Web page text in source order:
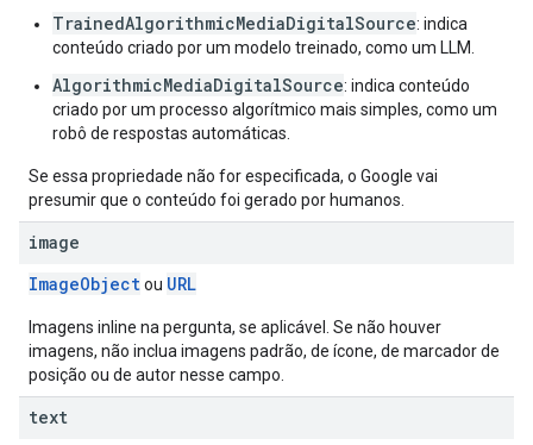
TrainedAlgorithmicMediaDigitalSource: indica
conteúdo criado por um modelo treinado, como um LLM.
AlgorithmicMediaDigitalSource: indica conteúdo
criado por um processo algorítmico mais simples, como um
robô de respostas automáticas.
Se essa propriedade não for especificada, o Google vai
presumir que o conteúdo foi gerado por humanos.
image
ImageObject ou URL
Imagens inline na pergunta, se aplicável. Se não houver
imagens, não inclua imagens padrão, de ícone, de marcador de
posição ou de autor nesse campo.
text